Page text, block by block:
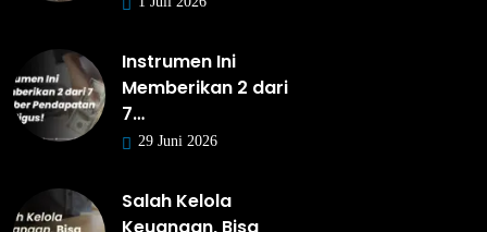
Instrumen Ini
Memberikan 2 dari
7…
29 Juni 2026
Salah Kelola
Keuangan, Bisa